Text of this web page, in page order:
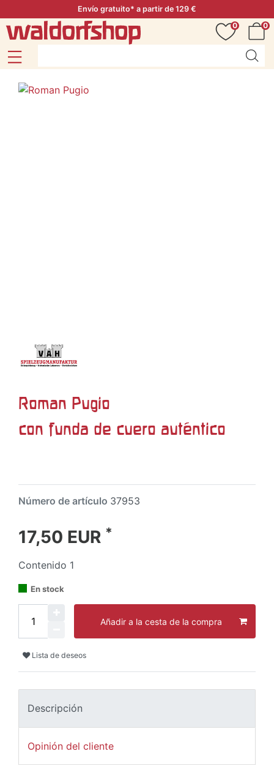
Envío gratuito* a partir de 129 €
0
0
Roman Pugio
con funda de cuero auténtico
Número de artículo 37953
17,50 EUR *
Contenido 1
En stock
Añadir a la cesta de la compra
Lista de deseos
Descripción
Opinión del cliente